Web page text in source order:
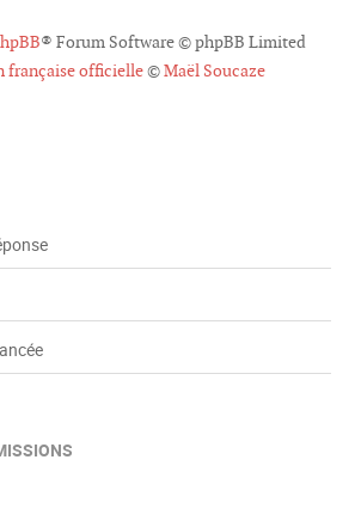
® Forum Software © phpBB Limited
française officielle©Maël Soucaze